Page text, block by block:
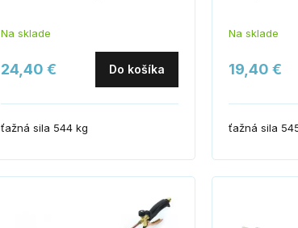
Na sklade
24,40 € Do košíka
ťažná sila 544 kg
Na sklade
19,40 €
ťažná sila